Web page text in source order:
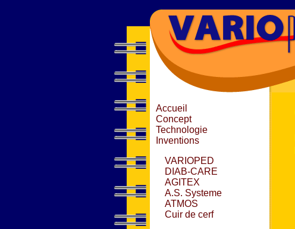
Accueil
Concept
Technologie
Inventions
VARIOPED
DIAB-CARE
AGITEX
A.S. Systeme
ATMOS
Cuir de cerf